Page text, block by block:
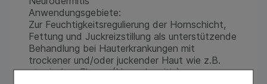
Anwendungsgebiete:
Zur Feuchtigkeitsregulierung der Hornschicht,
Fettung und Juckreizstillung als unterstützende
Behandlung bei Hauterkrankungen mit
trockener und/oder juckender Haut wie z.B.
atopisches Ekzem (Neurodermitis),